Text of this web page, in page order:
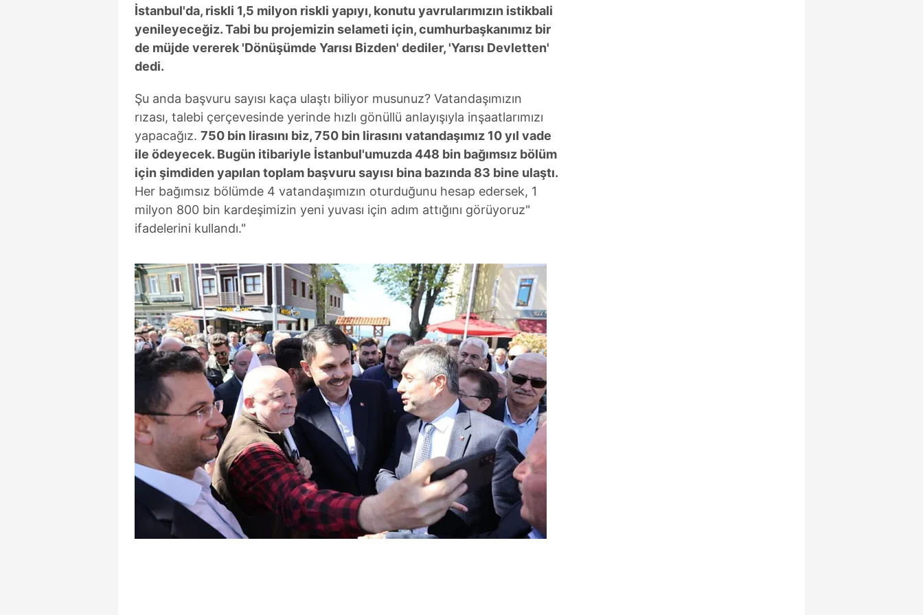
mevzuata uygun olarak kullanılan çerezlerle ilgili bilgi almak için lütfentıklayınız.
İstanbul'da, riskli 1,5 milyon riskli yapıyı, konutu yavrularımızın istikbali
yenileyeceğiz. Tabi bu projemizin selameti için, cumhurbaşkanımız bir
de müjde vererek 'Dönüşümde Yarısı Bizden' dediler, 'Yarısı Devletten'
dedi.
Şu anda başvuru sayısı kaça ulaştı biliyor musunuz? Vatandaşımızın
rızası, talebi çerçevesinde yerinde hızlı gönüllü anlayışıyla inşaatlarımızı
yapacağız. 750 bin lirasını biz, 750 bin lirasını vatandaşımız 10 yıl vade
ile ödeyecek. Bugün itibariyle İstanbul'umuzda 448 bin bağımsız bölüm
için şimdiden yapılan toplam başvuru sayısı bina bazında 83 bine ulaştı.
Her bağımsız bölümde 4 vatandaşımızın oturduğunu hesap edersek, 1
milyon 800 bin kardeşimizin yeni yuvası için adım attığını görüyoruz"
ifadelerini kullandı."